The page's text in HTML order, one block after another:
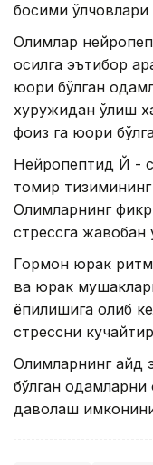
босими
Олимлар
оқсилга эътибор
юқори бўлган
хуружидан ўлиш
фоиз га юқори
Нейропептид Й -
томир
Олимларнинг
стрессга
Гормон юрак
ва юрак
ёпилишига олиб
стрессни
Олимларнинг қайд
бўлган одамларни
даволаш